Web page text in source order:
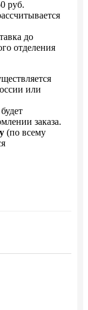
руб.
до
отделения
или
заказа.
(по всему